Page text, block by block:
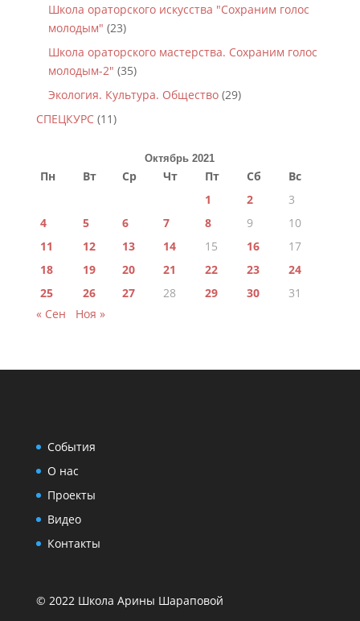
Школа ораторского искусства "Сохраним голос
молодым" (23)
Школа ораторского мастерства. Сохраним голос
молодым-2" (35)
Экология. Культура. Общество(29)
СПЕЦКУРС(11)
Октябрь 2021
Пн Вт Ср Чт Пт Сб
Вс
1
2
3
4
5 6 7 8 9
10
11
12 13 14 15 16
17
18
19 20 21 22 23
24
25
26 27 28 29 30
31
« Сен
Ноя »
События
О нас
Проекты
Видео
Контакты
© 2022 Школа Арины Шараповой